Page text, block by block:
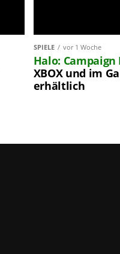
SPIELE vor 1 Woche
Halo: Campaign
XBOX und im
erhältlich